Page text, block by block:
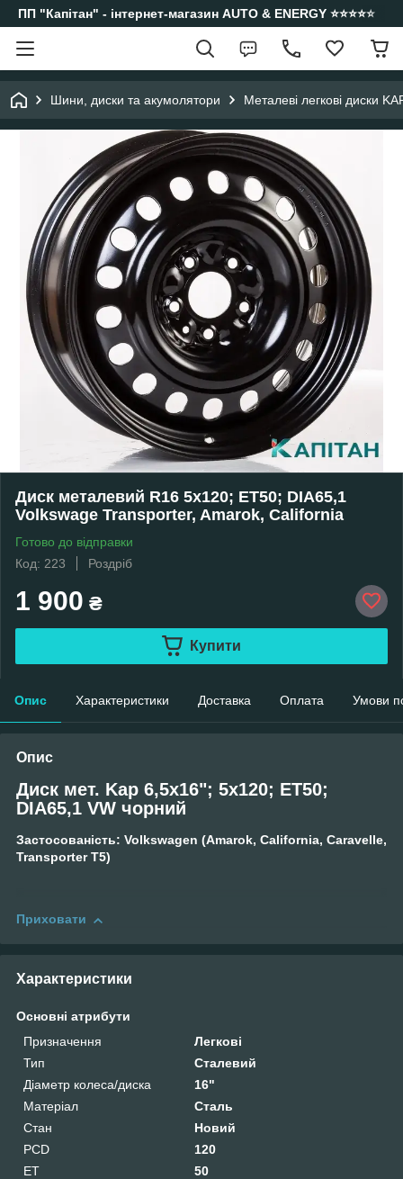
ПП "Капітан" - інтернет-магазин AUTO & ENERGY ⭐️⭐️⭐️⭐️⭐️
Шини, диски та акумолятори Металеві легкові диски
Диск металевий R16 5x120; ET50; DIA65,1
Volkswage Transporter, Amarok, California
Готово до відправки
Код: 223
Роздріб
1 900 ₴
Купити
Опис Характеристики Доставка Оплата Умови
Опис
Диск мет. Kap 6,5x16"; 5x120; ET50;
DIA65,1 VW чорний
Застосованість: Volkswagen (Amarok, California, Caravelle,
Transporter T5)
Приховати
Характеристики
Основні атрибути
Призначення
Легкові
Тип
Сталевий
Діаметр колеса/диска
16"
Матеріал
Сталь
Стан
Новий
PCD
120
ET
50